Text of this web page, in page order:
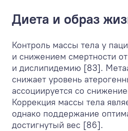
Диета и образ
Контроль массы тела у
и снижением смертности
и дислипидемию [83].
снижает уровень
ассоциируется со
Коррекция массы тела
однако поддержание
достигнутый вес [86].